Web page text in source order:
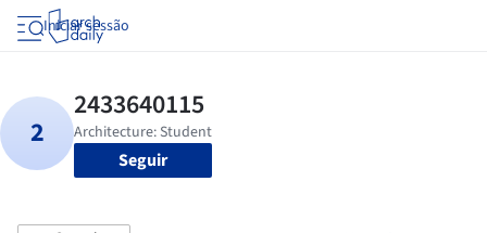
Iniciar sessão
Seguir